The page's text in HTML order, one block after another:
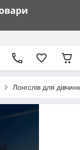
Лонгслів для